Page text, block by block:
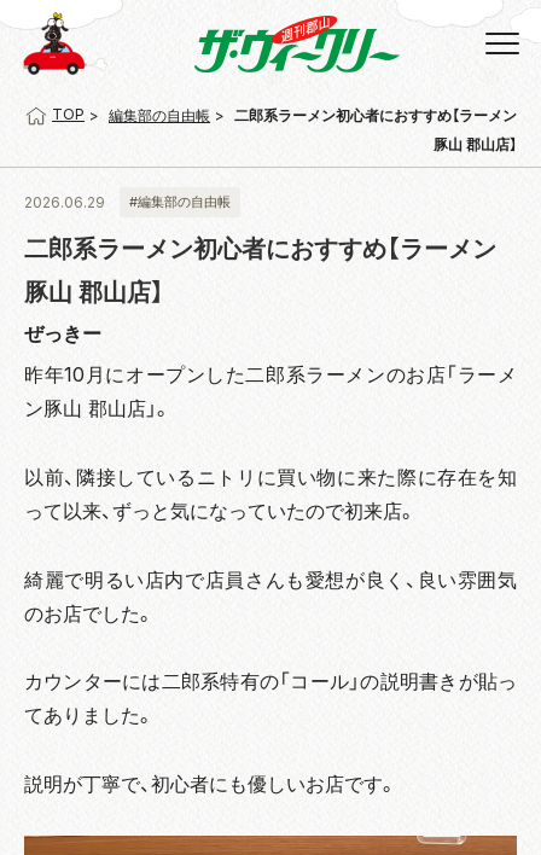
TOP 編集部の自由帳
二郎系ラーメン初心者におすすめ【ラーメン
豚山 郡山店】
2026.06.29 #編集部の自由帳
二郎系ラーメン初心者におすすめ【ラーメン
豚山 郡山店】
ぜっきー
昨年10月にオープンした二郎系ラーメンのお店「ラーメ
ン豚山 郡山店」。
以前、隣接しているニトリに買い物に来た際に存在を知
って以来、ずっと気になっていたので初来店。
綺麗で明るい店内で店員さんも愛想が良く、良い雰囲気
のお店でした。
カウンターには二郎系特有の「コール」の説明書きが貼っ
てありました。
説明が丁寧で、初心者にも優しいお店です。